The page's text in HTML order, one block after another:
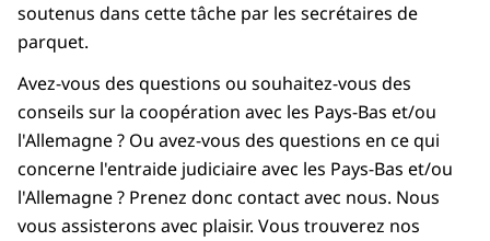
soutenus dans cette tâche par les secrétaires de
parquet.
Avez-vous des questions ou souhaitez-vous des
conseils sur la coopération avec les Pays-Bas et/ou
l'Allemagne ? Ou avez-vous des questions en ce qui
concerne l'entraide judiciaire avec les Pays-Bas et/ou
l'Allemagne ? Prenez donc contact avec nous. Nous
vous assisterons avec plaisir. Vous trouverez nos